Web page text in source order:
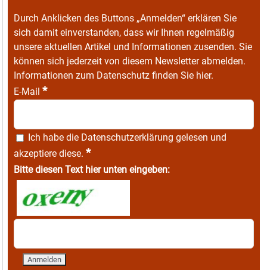
Durch Anklicken des Buttons „Anmelden“ erklären Sie
sich damit einverstanden, dass wir Ihnen regelmäßig
unsere aktuellen Artikel und Informationen zusenden. Sie
können sich jederzeit von diesem Newsletter abmelden.
Informationen zum Datenschutz finden Sie hier.
E-Mail *
Ich habe die Datenschutzerklärung gelesen und
akzeptiere diese. *
Bitte diesen Text hier unten eingeben: